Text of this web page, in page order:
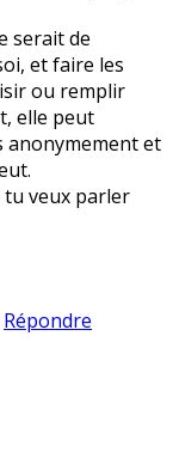
serait de
et faire les
ou remplir
elle peut
anonymement et
tu veux parler
Répondre